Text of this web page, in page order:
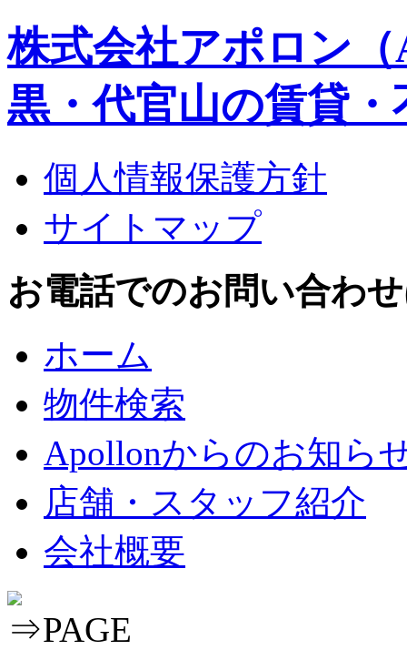
株式会社アポロン
黒・代官山の賃貸・
個人情報保護方針
サイトマップ
お電話でのお問い合わ
ホーム
物件検索
Apollonからのお知ら
店舗・スタッフ紹介
会社概要